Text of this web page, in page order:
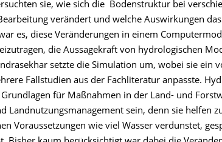
sie, wie sich die Bodenstruktur bei
verändert und welche Auswirkungen
es, diese Veränderungen in einem
die Aussagekraft von hydrologischen
setzte die Simulation um, wobei sie ein
Fallstudien aus der Fachliteratur anpasste.
für Maßnahmen in der Land- und
Landnutzungsmanagement sein, denn sie helfen
Voraussetzungen wie viel Wasser verdunstet,